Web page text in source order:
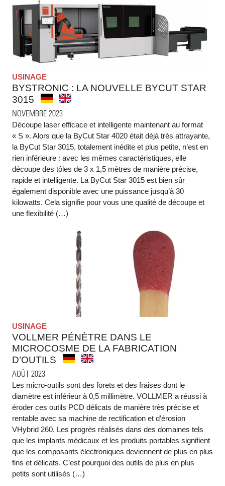
USINAGE
BYSTRONIC : LA NOUVELLE BYCUT STAR
3015
NOVEMBRE 2023
Découpe laser efficace et intelligente maintenant au format
« S ». Alors que la ByCut Star 4020 était déjà très attrayante,
la ByCut Star 3015, totalement inédite et plus petite, n’est en
rien inférieure : avec les mêmes caractéristiques, elle
découpe des tôles de 3 x 1,5 mètres de manière précise,
rapide et intelligente. La ByCut Star 3015 est bien sûr
également disponible avec une puissance jusqu’à 30
kilowatts. Cela signifie pour vous une qualité de découpe et
une flexibilité (…)
USINAGE
VOLLMER PÉNÈTRE DANS LE
MICROCOSME DE LA FABRICATION
D’OUTILS
AOÛT 2023
Les micro-outils sont des forets et des fraises dont le
diamètre est inférieur à 0,5 millimètre. VOLLMER a réussi à
éroder ces outils PCD délicats de manière très précise et
rentable avec sa machine de rectification et d’érosion
VHybrid 260. Les progrès réalisés dans des domaines tels
que les implants médicaux et les produits portables signifient
que les composants électroniques deviennent de plus en plus
fins et délicats. C’est pourquoi des outils de plus en plus
petits sont utilisés (…)